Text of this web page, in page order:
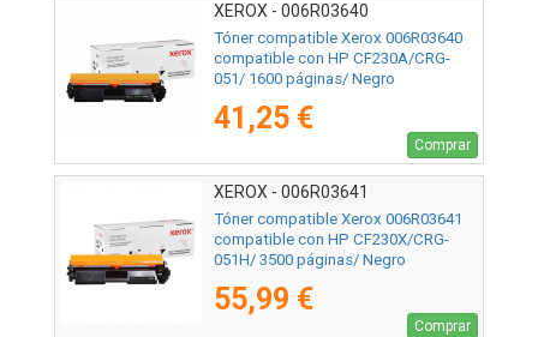
XEROX - 006R03640
Tóner compatible Xerox 006R03640
compatible con HP CF230A/CRG-
051/ 1600 páginas/ Negro
41,25 €
Comprar
XEROX - 006R03641
Tóner compatible Xerox 006R03641
compatible con HP CF230X/CRG-
051H/ 3500 páginas/ Negro
55,99 €
Comprar